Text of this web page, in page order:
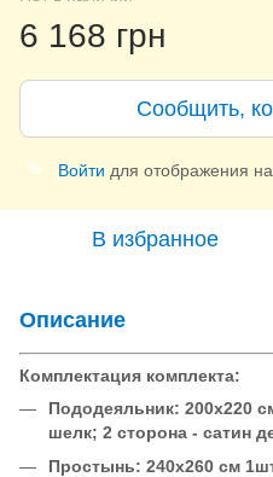
6 168 грн
Сообщить,
% Войти для отображения
В избранное
Описание
Комплектация комплекта:
Пододеяльник: 200х220
шелк; 2 сторона - сатин
Простынь: 240х260 см